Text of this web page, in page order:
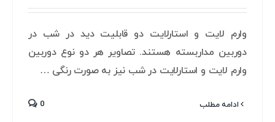
وارم لایت و استارلایت دو قابلیت دید در شب در
دوربین مداربسته هستند. تصاویر هر دو نوع دوربین
وارم لایت و استارلایت در شب نیز به صورت رنگی …
ادامه مطلب 0